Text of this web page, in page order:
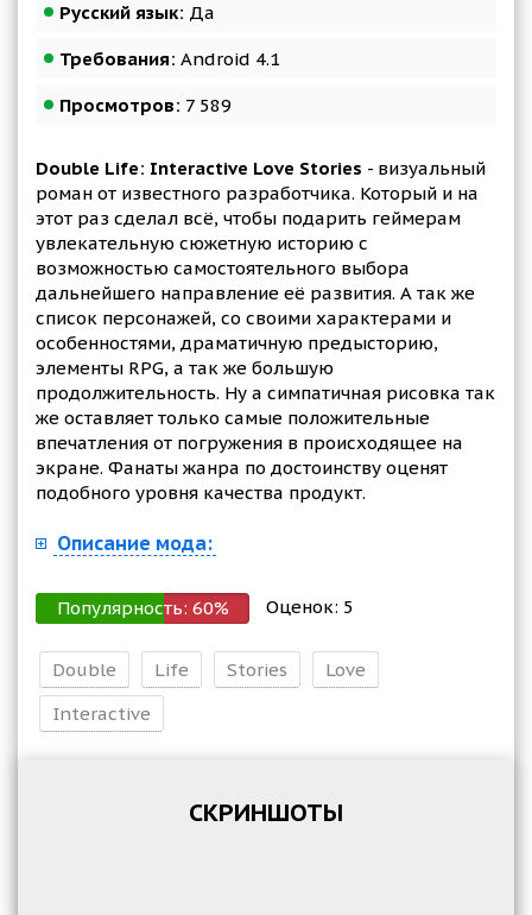
Русский язык: Да
Требования: Android 4.1
Просмотров: 7 589
Double Life: Interactive Love Stories - визуальный
роман от известного разработчика. Который и на
этот раз сделал всё, чтобы подарить геймерам
увлекательную сюжетную историю с
возможностью самостоятельного выбора
дальнейшего направление её развития. А так же
список персонажей, со своими характерами и
особенностями, драматичную предысторию,
элементы RPG, а так же большую
продолжительность. Ну а симпатичная рисовка так
же оставляет только самые положительные
впечатления от погружения в происходящее на
экране. Фанаты жанра по достоинству оценят
подобного уровня качества продукт.
Описание мода:
Популярность: 60% Оценок: 5
Double Life Stories
Love
Interactive
СКРИНШОТЫ